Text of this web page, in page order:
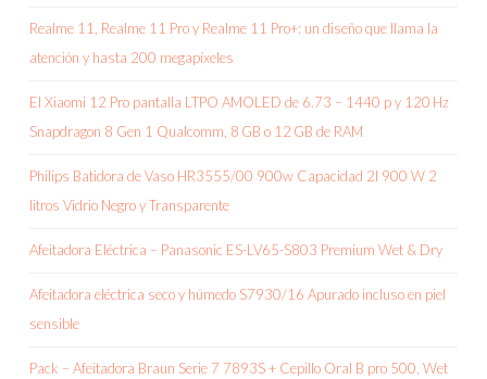
Realme 11, Realme 11 Pro y Realme 11 Pro+: un diseño que llama la
atención y hasta 200 megapíxeles
El Xiaomi 12 Pro pantalla LTPO AMOLED de 6.73 – 1440 p y 120 Hz
Snapdragon 8 Gen 1 Qualcomm, 8 GB o 12 GB de RAM
Philips Batidora de Vaso HR3555/00 900w Capacidad 2l 900 W 2
litros Vidrio Negro y Transparente
Afeitadora Eléctrica – Panasonic ES-LV65-S803 Premium Wet & Dry
Afeitadora eléctrica seco y húmedo S7930/16 Apurado incluso en piel
sensible
Pack – Afeitadora Braun Serie 7 7893S + Cepillo Oral B pro 500, Wet